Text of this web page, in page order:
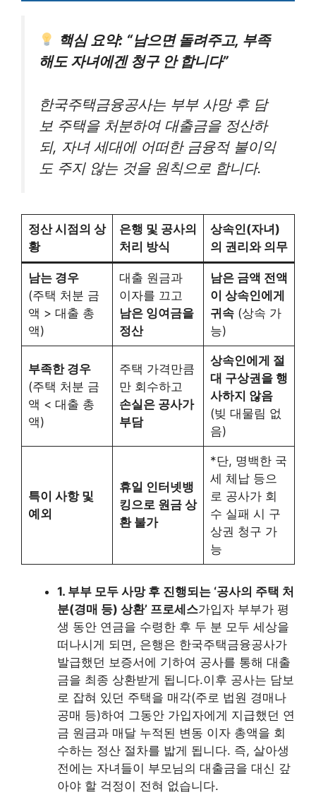
핵심 요약: “남으면 돌려주고, 부족
해도 자녀에겐 청구 안 합니다”
한국주택금융공사는 부부 사망 후 담
보 주택을 처분하여 대출금을 정산하
되, 자녀 세대에 어떠한 금융적 불이익
도 주지 않는 것을 원칙으로 합니다.
정산 시점의 상
황
은행 및 공사의
처리 방식
상속인(자녀)
의 권리와 의무
남는 경우
(주택 처분 금
액 > 대출 총
액)
대출 원금과
이자를 끄고
남은 잉여금을
정산
남은 금액 전액
이 상속인에게
귀속(상속 가
능)
부족한 경우
(주택 처분 금
액 < 대출 총
액)
주택 가격만큼
만 회수하고
손실은 공사가
부담
상속인에게 절
대 구상권을 행
사하지 않음
(빚 대물림 없
음)
특이 사항 및
예외
휴일 인터넷뱅
킹으로 원금 상
환 불가
*단, 명백한 국
세 체납 등으
로 공사가 회
수 실패 시 구
상권 청구 가
능
1. 부부 모두 사망 후 진행되는 ‘공사의 주택 처
분(경매 등) 상환’ 프로세스가입자 부부가 평
생 동안 연금을 수령한 후 두 분 모두 세상을
떠나시게 되면, 은행은 한국주택금융공사가
발급했던 보증서에 기하여 공사를 통해 대출
금을 최종 상환받게 됩니다.이후 공사는 담보
로 잡혀 있던 주택을 매각(주로 법원 경매나
공매 등)하여 그동안 가입자에게 지급했던 연
금 원금과 매달 누적된 변동 이자 총액을 회
수하는 정산 절차를 밟게 됩니다. 즉, 살아생
전에는 자녀들이 부모님의 대출금을 대신 갚
아야 할 걱정이 전혀 없습니다.